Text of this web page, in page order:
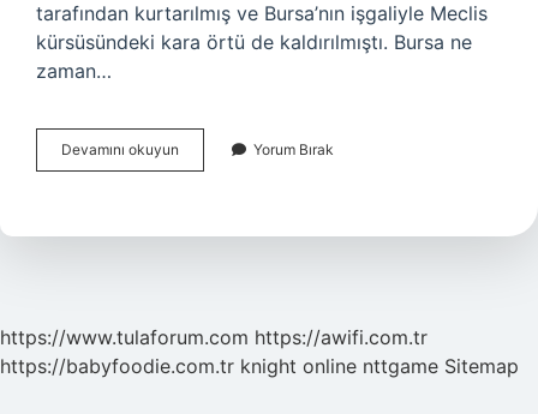
tarafından kurtarılmış ve Bursa’nın işgaliyle Meclis
kürsüsündeki kara örtü de kaldırılmıştı. Bursa ne
zaman…
Devamını okuyun
Olayi
Yorum Bırak
https://www.tulaforum.com https://awifi.com.tr
https://babyfoodie.com.tr knight online nttgame Sitemap